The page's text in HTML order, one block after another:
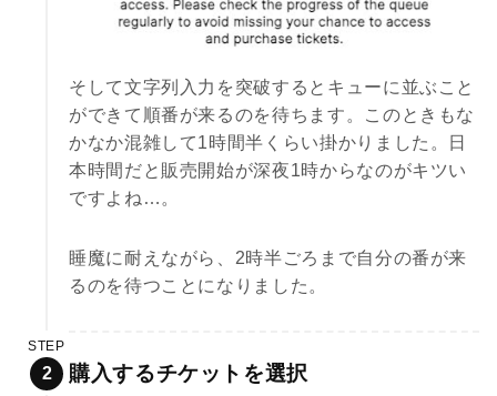
そして文字列入力を突破するとキューに並ぶこと
ができて順番が来るのを待ちます。このときもな
かなか混雑して1時間半くらい掛かりました。日
本時間だと販売開始が深夜1時からなのがキツい
ですよね…。
睡魔に耐えながら、2時半ごろまで自分の番が来
るのを待つことになりました。
STEP
購入するチケットを選択